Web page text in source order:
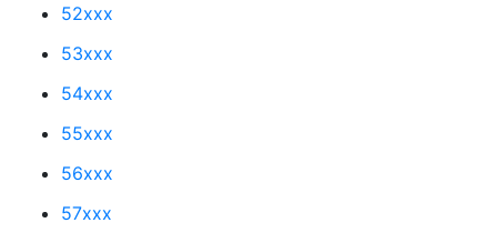
52xxx
53xxx
54xxx
55xxx
56xxx
57xxx